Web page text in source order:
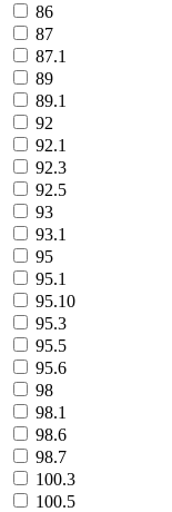
86
87
87.1
89
89.1
92
92.1
92.3
92.5
93
93.1
95
95.1
95.10
95.3
95.5
95.6
98
98.1
98.6
98.7
100.3
100.5